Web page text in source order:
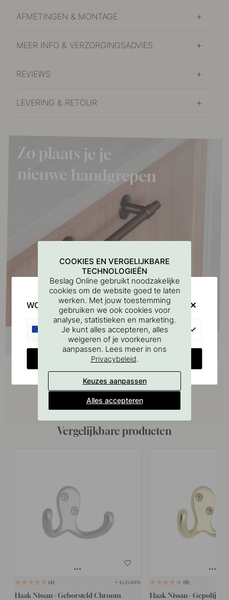
AFMETINGEN & MONTAGE
MEER INFO & VERZORGINGSADVIES
REVIEWS
LEVERING & RETOUR
Koop samen met
Vergelijkbare producten
4 + KLEUREN
Haak Nissan - Geborsteld Chroom
8
Haak Nissan - Gepolijst
COOKIES EN VERGELIJKBARE
TECHNOLOGIEËN
Beslag Online gebruikt noodzakelijke
cookies om de website goed te laten
werken. Met jouw toestemming
gebruiken we ook cookies voor
analyse, statistieken en marketing.
Je kunt alles accepteren, alles
weigeren of je voorkeuren
aanpassen. Lees meer in ons
Privacybeleid.
Keuzes aanpassen
Alles accepteren
WOULD YOU RATHER VISIT?
CHANGE COUNTRY